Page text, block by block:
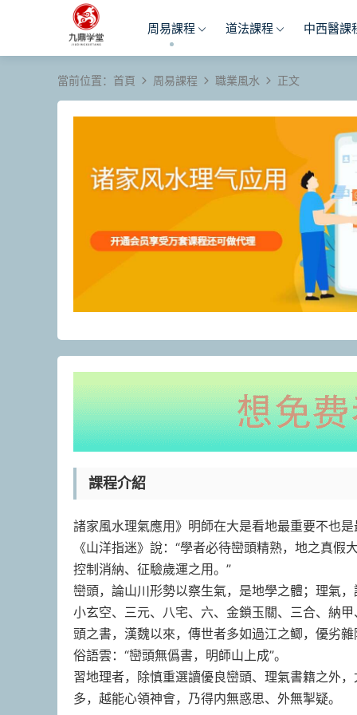
周易課程 道法課程 中西醫課
當前位置： 首頁 周易課程 職業風水 正文
課程介紹
諸家風水理氣應用》明師在大是看地最重要不也
《山洋指迷》說：“學者必待巒頭精熟，地之真
控制消納、征驗歲運之用。”
巒頭，論山川形勢以察生氣，是地學之體；理氣
小玄空、三元、八宅、六、金鎖玉關、三合、納
頭之書，漢魏以來，傳世者多如過江之鲫，優劣雜
俗語雲：“巒頭無僞書，明師山上成”。
習地理者，除慎重選讀優良巒頭、理氣書籍之外
多，越能心領神會，乃得内無惑思、外無掣疑。